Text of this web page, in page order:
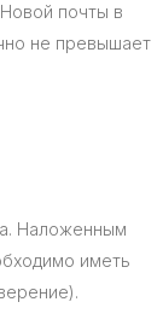
почты в
не превышает
Наложенным
иметь